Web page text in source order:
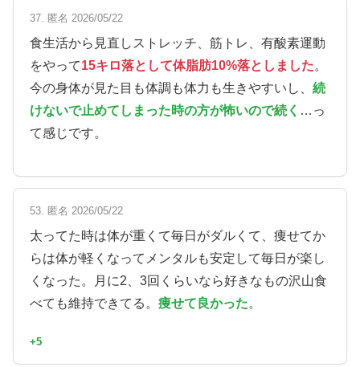
37. 匿名 2026/05/22
食生活から見直しストレッチ、筋トレ、有酸素運動
をやって15キロ落として体脂肪10%落としました。
今の身体が見た目も体調も体力も生きやすいし、 続
けないで止めてしまった時の方が怖いので続く …っ
て感じです。
53. 匿名 2026/05/22
太ってた時は体が重くて毎日がダルくて、痩せてか
らは体が軽くなってメンタルも安定して毎日が楽し
くなった。月に2、3回くらいなら好きなもの沢山食
べても維持できてる。 痩せて良かった。
+5